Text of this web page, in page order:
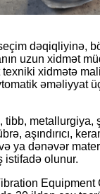
dəqiqliyinə,
uzun xidmət
texniki xidmətə
əməliyyat
tibb, metallurgiya,
aşındırıcı,
ya dənəvər
istifadə olunur.
Equipment